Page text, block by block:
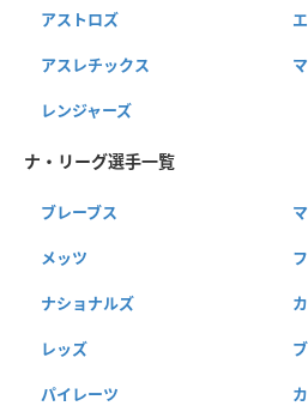
アストロズ
アスレチックス
レンジャーズ
ナ・リーグ選手一覧
ブレーブス
メッツ
ナショナルズ
レッズ
パイレーツ